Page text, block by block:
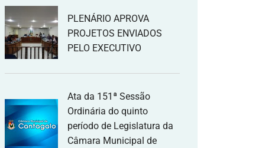
PLENÁRIO APROVA
PROJETOS ENVIADOS
PELO EXECUTIVO
Ata da 151ª Sessão
Ordinária do quinto
período de Legislatura da
Câmara Municipal de